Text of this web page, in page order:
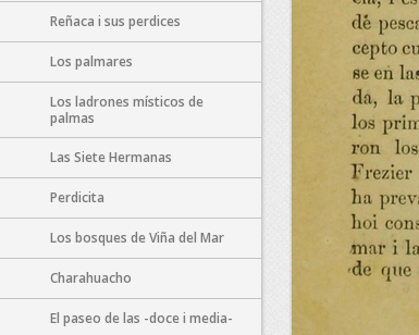
Reñaca i sus perdices
Los palmares
Los ladrones místicos de
palmas
Las Siete Hermanas
Perdicita
Los bosques de Viña del Mar
Charahuacho
El paseo de las -doce i media-